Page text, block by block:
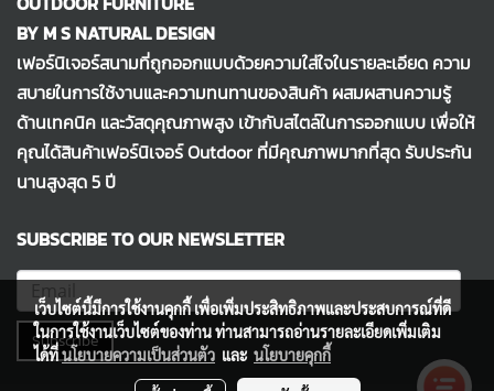
BY M S NATURAL DESIGN
เฟอร์นิเจอร์สนามที่ถูกออกแบบด้วยความใส่ใจในรายละเอียด ความ
สบายในการใช้งานและความทนทานของสินค้า ผสมผสานความรู้
ด้านเทคนิค และวัสดุคุณภาพสูง เข้ากับสไตล์ในการออกแบบ เพื่อให้
คุณได้สินค้าเฟอร์นิเจอร์ Outdoor ที่มีคุณภาพมากที่สุด รับประกัน
นานสูงสุด 5 ปี
SUBSCRIBE TO OUR NEWSLETTER
Subscribe
เว็บไซต์นี้มีการใช้งานคุกกี้ เพื่อเพิ่มประสิทธิภาพและประสบการณ์ที่ดี
ในการใช้งานเว็บไซต์ของท่าน ท่านสามารถอ่านรายละเอียดเพิ่มเติม
ได้ที่นโยบายความเป็นส่วนตัว และ นโยบายคุกกี้